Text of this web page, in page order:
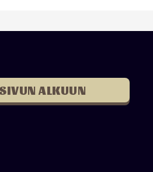
ALKUUN